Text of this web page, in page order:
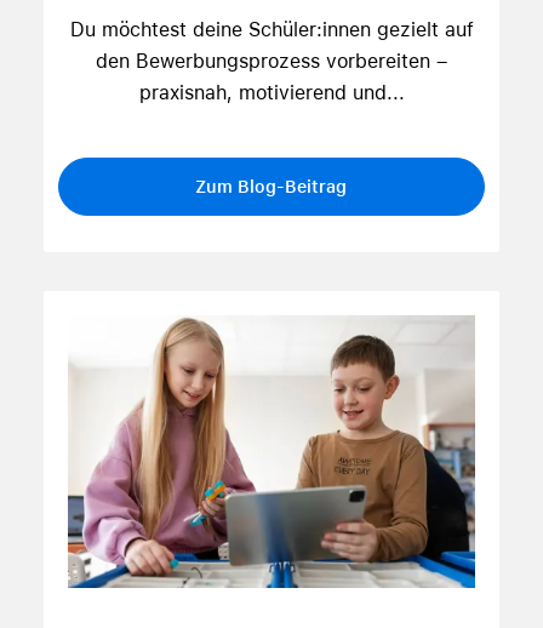
Du möchtest deine Schüler:innen gezielt auf
den Bewerbungsprozess vorbereiten –
praxisnah, motivierend und...
Zum Blog-Beitrag